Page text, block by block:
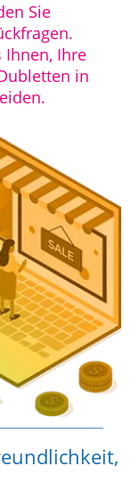
Sie
Ihnen, Ihre
in